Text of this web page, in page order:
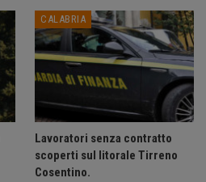
CALABRIA
Lavoratori senza contratto
scoperti sul litorale Tirreno
Cosentino.